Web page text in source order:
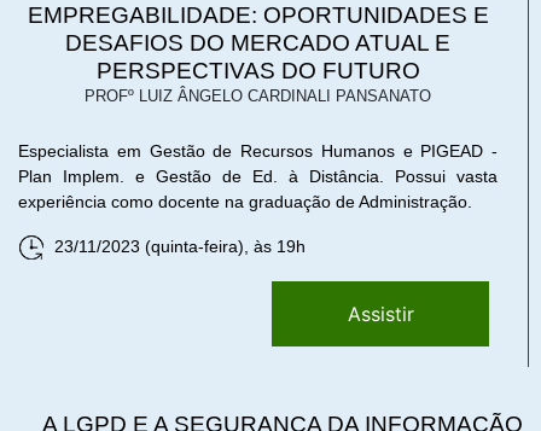
EMPREGABILIDADE: OPORTUNIDADES E
DESAFIOS DO MERCADO ATUAL E
PERSPECTIVAS DO FUTURO
PROFº LUIZ ÂNGELO CARDINALI PANSANATO
Especialista em Gestão de Recursos Humanos e PIGEAD -
Plan Implem. e Gestão de Ed. à Distância. Possui vasta
experiência como docente na graduação de Administração.
23/11/2023 (quinta-feira), às 19h
Assistir
A LGPD E A SEGURANÇA DA INFORMAÇÃO